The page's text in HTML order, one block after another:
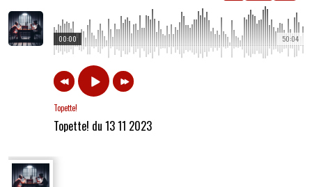
50:04
00:00
Topette!
Topette! du 13 11 2023